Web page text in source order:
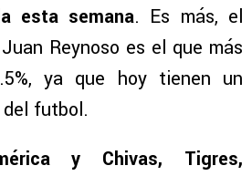
esta semana. Es más, el
Reynoso es el que más
ya que hoy tienen un
futbol.
y Chivas, Tigres,